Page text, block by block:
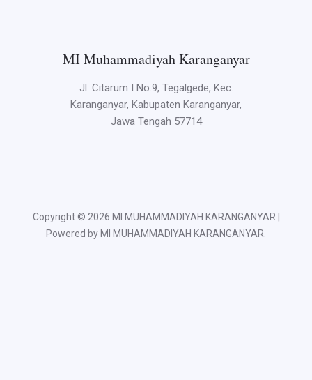
MI Muhammadiyah Karanganyar
Jl. Citarum I No.9, Tegalgede, Kec.
Karanganyar, Kabupaten Karanganyar,
Jawa Tengah 57714
Copyright © 2026 MI MUHAMMADIYAH KARANGANYAR |
Powered by MI MUHAMMADIYAH KARANGANYAR.